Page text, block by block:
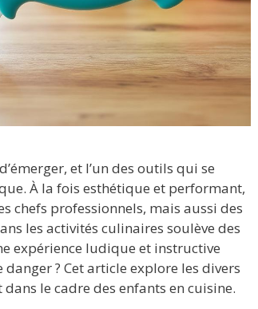
et l’un des outils qui se
À la fois esthétique et performant,
chefs professionnels, mais aussi des
les activités culinaires soulève des
expérience ludique et instructive
? Cet article explore les divers
le cadre des enfants en cuisine.